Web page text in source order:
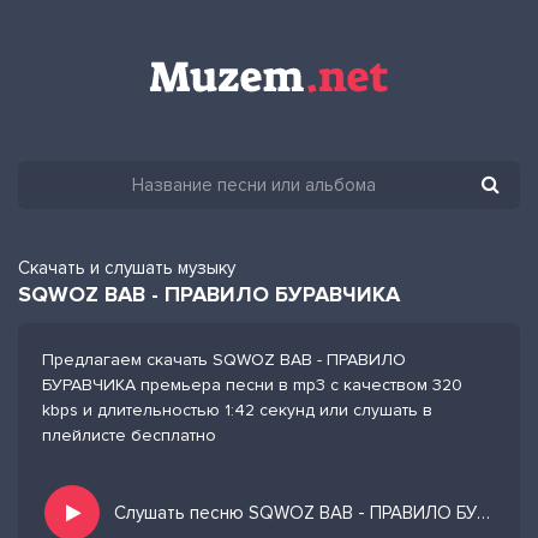
Скачать и слушать музыку
SQWOZ BAB - ПРАВИЛО БУРАВЧИКА
Предлагаем скачать SQWOZ BAB - ПРАВИЛО
БУРАВЧИКА премьера песни в mp3 с качеством 320
kbps и длительностью 1:42 секунд или слушать в
плейлисте бесплатно
Слушать песню SQWOZ BAB - ПРАВИЛО БУРАВЧИКА и добавить в избранных